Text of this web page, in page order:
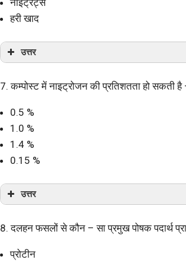
हरी खाद
उत्तर
7. कम्पोस्ट में नाइट्रोजन की प्रतिशतता हो सकती है
0.5 %
1.0 %
1.4 %
0.15 %
उत्तर
8. दलहन फसलों से कौन – सा प्रमुख पोषक पदार्थ
प्रोटीन